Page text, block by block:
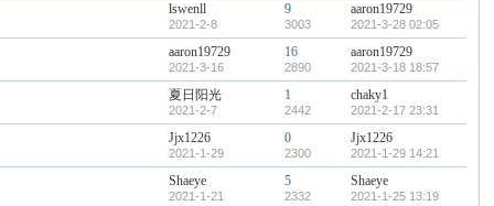
lswenll
2021-2-8
9
3003
aaron19729
2021-3-28 02:05
aaron19729
2021-3-16
16
2890
aaron19729
2021-3-18 18:57
夏日阳光
2021-2-7
1
2442
chaky1
2021-2-17 23:31
Jjx1226
2021-1-29
0
2300
Jjx1226
2021-1-29 14:21
Shaeye
2021-1-21
5
2332
Shaeye
2021-1-25 13:19